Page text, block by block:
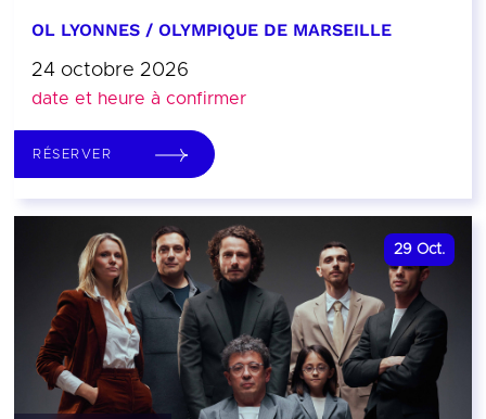
OL LYONNES / OLYMPIQUE DE MARSEILLE
24 octobre 2026
date et heure à confirmer
RÉSERVER
29 Oct.